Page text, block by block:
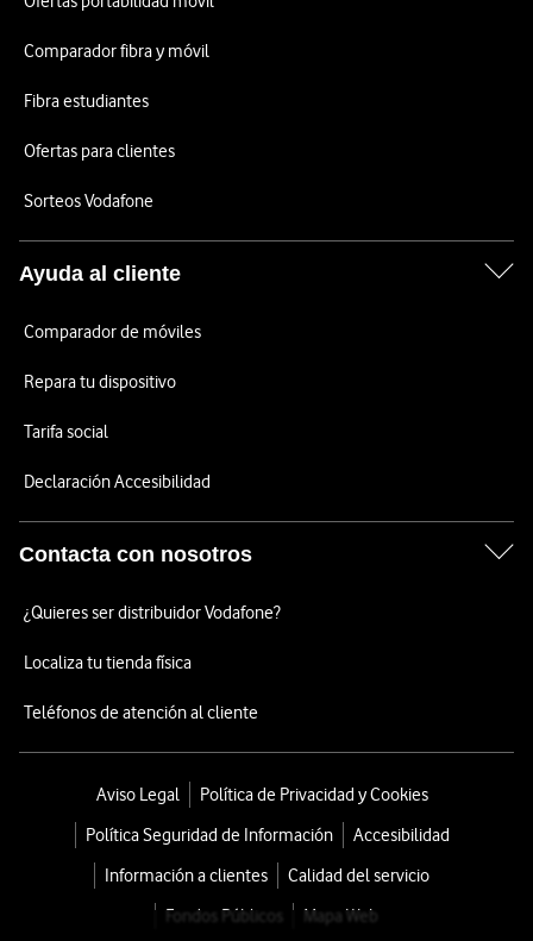
Comparador fibra y móvil
Fibra estudiantes
Ofertas para clientes
Sorteos Vodafone
Ayuda al cliente
Comparador de móviles
Repara tu dispositivo
Tarifa social
Declaración Accesibilidad
Contacta con nosotros
¿Quieres ser distribuidor Vodafone?
Localiza tu tienda física
Teléfonos de atención al cliente
Aviso Legal
Política de Privacidad y Cookies
Política Seguridad de Información
Accesibilidad
Información a clientes
Calidad del servicio
Fondos Públicos
Mapa Web